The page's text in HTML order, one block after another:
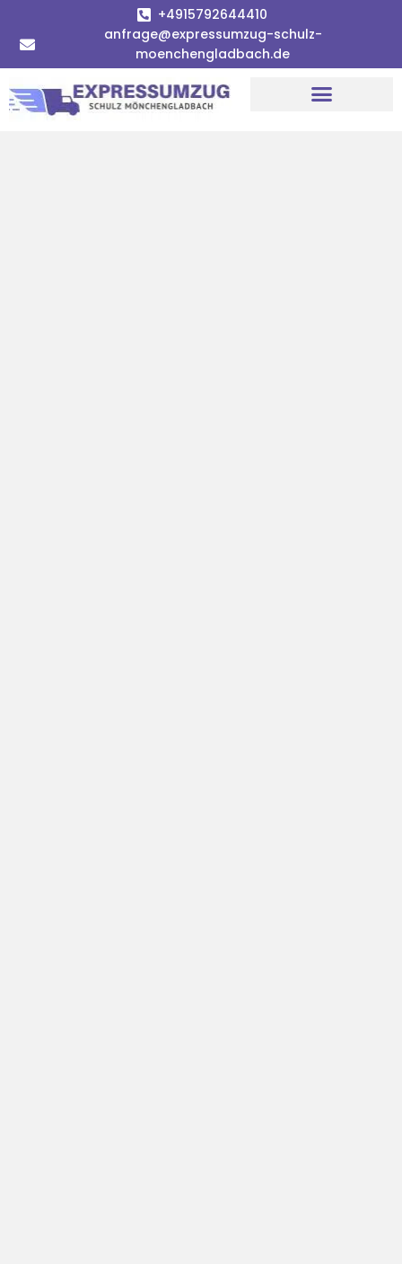
+4915792644410
anfrage@expressumzug-schulz-
moenchengladbach.de